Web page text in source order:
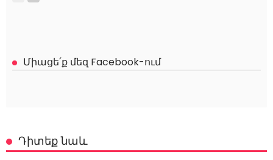
Միացե՛ք մեզ Facebook-ում
Դիտեք նաև